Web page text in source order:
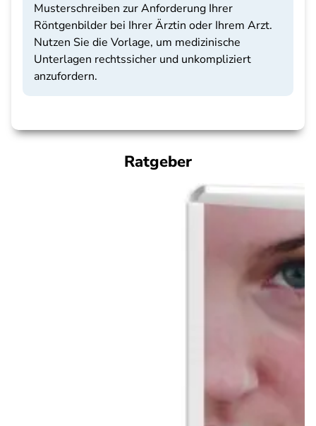
Musterschreiben zur Anforderung Ihrer
Röntgenbilder bei Ihrer Ärztin oder Ihrem Arzt.
Nutzen Sie die Vorlage, um medizinische
Unterlagen rechtssicher und unkompliziert
anzufordern.
Ratgeber